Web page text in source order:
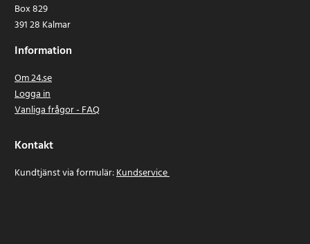
Box 829
391 28 Kalmar
Information
Om 24.se
Logga in
Vanliga frågor - FAQ
Kontakt
Kundtjänst via formulär:Kundservice